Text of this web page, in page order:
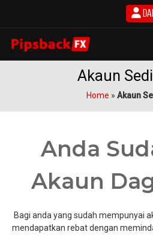
Akaun
Home » Akaun
Anda
Akaun
Bagi anda yang sudah mempunyai
mendapatkan rebat dengan